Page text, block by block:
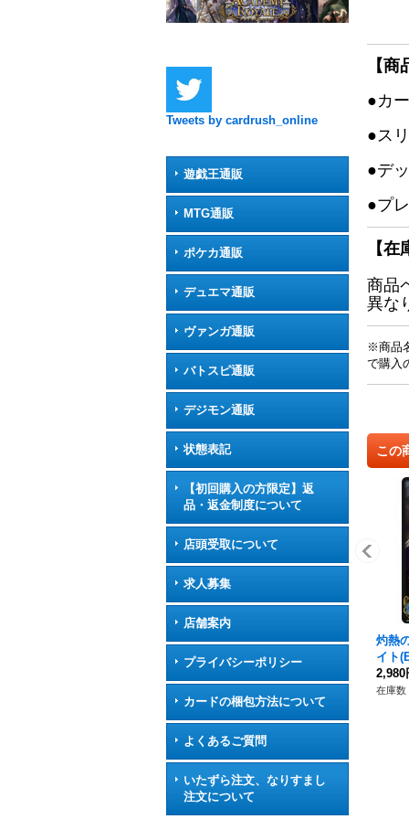
Tweets by cardrush_online
遊戯王通販
MTG通販
ポケカ通販
デュエマ通販
ヴァンガ通販
バトスピ通販
デジモン通販
状態表記
【初回購入の方限定】返
品・返金制度について
店頭受取について
求人募集
店舗案内
プライバシーポリシー
カードの梱包方法について
よくあるご質問
いたずら注文、なりすまし
注文について
【
●カ
●ス
●デ
●プ
【
商品
異な
※商品
で購入
この
灼熱
イト
-058}
2,980
在庫数